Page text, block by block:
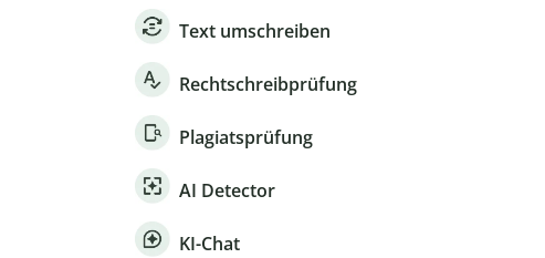
Text umschreiben
Rechtschreibprüfung
Plagiatsprüfung
AI Detector
KI-Chat